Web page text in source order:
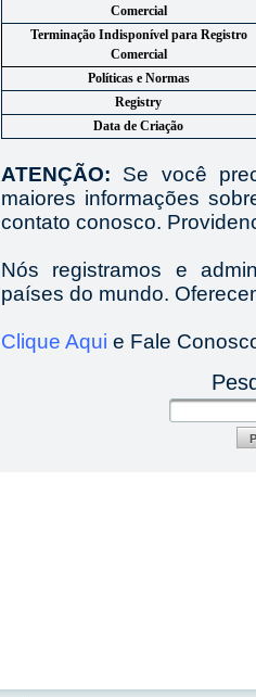
Comercial
Terminação Indisponível para Registro
Comercial
Políticas e Normas
Registry
Data de Criação
ATENÇÃO: Se você
maiores informações
contato conosco.
Nós registramos e
países do mundo.
Clique Aqui e Fale